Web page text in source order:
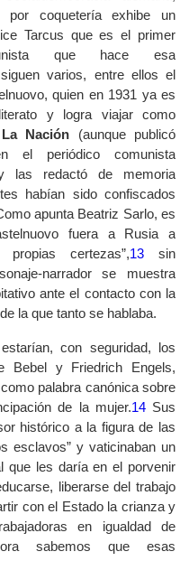
por coquetería exhibe un
Tarcus que es el primer
que hace esa
varios, entre ellos el
quien en 1931 ya es
y logra viajar como
La Nación (aunque publicó
el periódico comunista
redactó de memoria
habían sido confiscados
apunta Beatriz Sarlo, es
fuera a Rusia a
propias certezas”,13sin
narrador se muestra
ante el contacto con la
la que tanto se hablaba.
con seguridad, los
Bebel y Friedrich Engels,
palabra canónica sobre
de la mujer.14Sus
histórico a la figura de las
esclavos” y vaticinaban un
que les daría en el porvenir
liberarse del trabajo
con el Estado la crianza y
en igualdad de
sabemos que esas